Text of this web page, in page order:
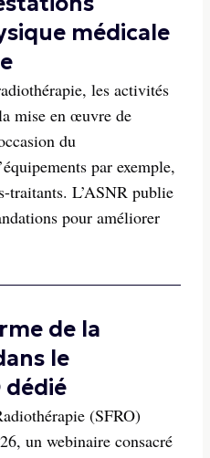
médicale
les activités
mise en œuvre de
du
par exemple,
traitants. L’ASNR publie
pour améliorer
de la
le
dédié
(SFRO)
un webinaire consacré